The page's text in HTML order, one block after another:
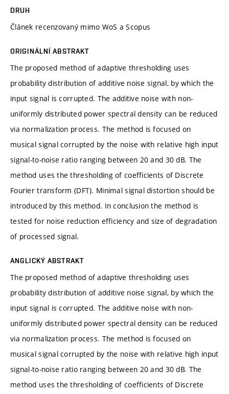
DRUH
Článek recenzovaný mimo WoS a Scopus
ORIGINÁLNÍ ABSTRAKT
The proposed method of adaptive thresholding uses
probability distribution of additive noise signal, by which the
input signal is corrupted. The additive noise with non-
uniformly distributed power spectral density can be reduced
via normalization process. The method is focused on
musical signal corrupted by the noise with relative high input
signal-to-noise ratio ranging between 20 and 30 dB. The
method uses the thresholding of coefficients of Discrete
Fourier transform (DFT). Minimal signal distortion should be
introduced by this method. In conclusion the method is
tested for noise reduction efficiency and size of degradation
of processed signal.
ANGLICKÝ ABSTRAKT
The proposed method of adaptive thresholding uses
probability distribution of additive noise signal, by which the
input signal is corrupted. The additive noise with non-
uniformly distributed power spectral density can be reduced
via normalization process. The method is focused on
musical signal corrupted by the noise with relative high input
signal-to-noise ratio ranging between 20 and 30 dB. The
method uses the thresholding of coefficients of Discrete